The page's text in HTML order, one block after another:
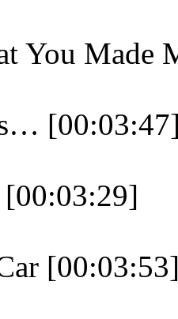
You Made
[00:03:29]